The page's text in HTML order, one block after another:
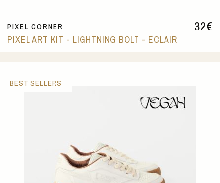
32€
PIXEL CORNER
PIXEL ART KIT - LIGHTNING BOLT - ECLAIR
BEST SELLERS